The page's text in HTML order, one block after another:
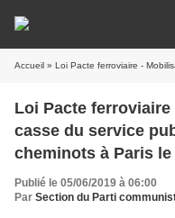
Accueil » Loi Pacte ferroviaire - Mobilisation contre la casse du service public
Loi Pacte
casse du service
cheminots à Paris
colère à lire dans
mai-5 juin 2019)
Publié le 05/06/2019 à 06:00
Par Section du Parti